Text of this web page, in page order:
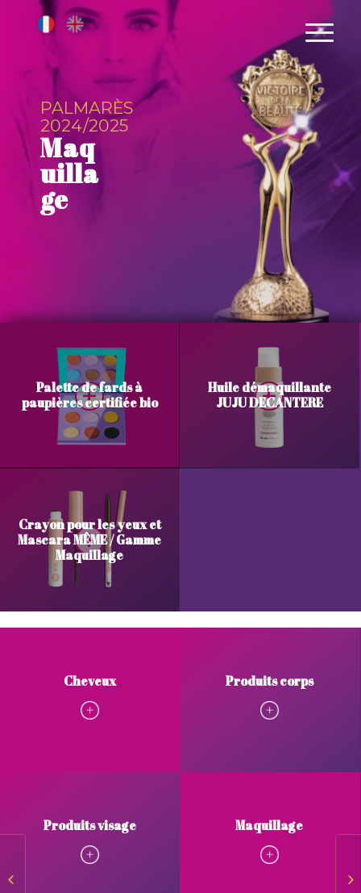
PALMARÈS
2024/2025
Maq
uilla
ge
Palette de fards à
paupières certifiée bio
Huile démaquillante
JUJU DECANTERE
Crayon pour les yeux et
Mascara MÊME / Gamme
Maquillage
Cheveux Produits corps
Produits visage Maquillage